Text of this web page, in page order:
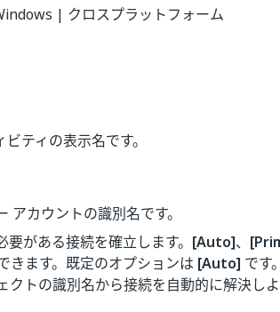
| クロスプラットフォーム
ビティの表示名です。
アカウントの識別名です。
要がある接続を確立します。 [Auto]、
きます。既定のオプションは [Auto] です。
クトの識別名から接続を自動的に解決しよ